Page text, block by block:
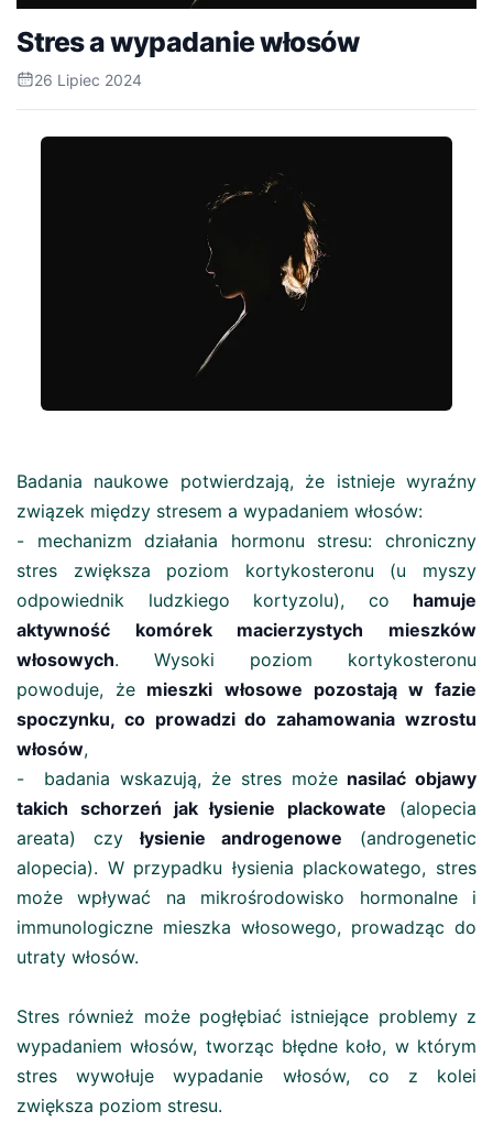
Stres a wypadanie włosów
26 Lipiec 2024
Badania naukowe potwierdzają, że istnieje wyraźny
związek między stresem a wypadaniem włosów:
- mechanizm działania hormonu stresu: chroniczny
stres zwiększa poziom kortykosteronu (u myszy
odpowiednik ludzkiego kortyzolu), co hamuje
aktywność komórek macierzystych mieszków
włosowych. Wysoki poziom kortykosteronu
powoduje, że mieszki włosowe pozostają w fazie
spoczynku, co prowadzi do zahamowania wzrostu
włosów​,
- badania wskazują, że stres może nasilać objawy
takich schorzeń jak łysienie plackowate (alopecia
areata) czyłysienie androgenowe (androgenetic
alopecia). W przypadku łysienia plackowatego, stres
może wpływać na mikrośrodowisko hormonalne i
immunologiczne mieszka włosowego, prowadząc do
utraty włosów.
Stres również może pogłębiać istniejące problemy z
wypadaniem włosów, tworząc błędne koło, w którym
stres wywołuje wypadanie włosów, co z kolei
zwiększa poziom stresu​.